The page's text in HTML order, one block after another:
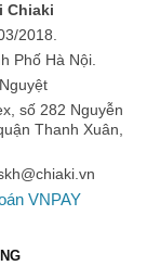
Chiaki
2018.
Phố Hà Nội.
số 282 Nguyễn
Thanh Xuân,
VNPAY